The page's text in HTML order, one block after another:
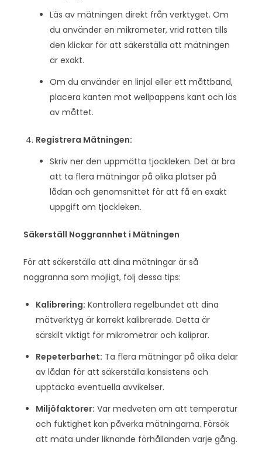
Läs av mätningen direkt från verktyget. Om
du använder en mikrometer, vrid ratten tills
den klickar för att säkerställa att mätningen
är exakt.
Om du använder en linjal eller ett måttband,
placera kanten mot wellpappens kant och läs
av måttet.
Registrera Mätningen:
Skriv ner den uppmätta tjockleken. Det är bra
att ta flera mätningar på olika platser på
lådan och genomsnittet för att få en exakt
uppgift om tjockleken.
Säkerställ Noggrannhet i Mätningen
För att säkerställa att dina mätningar är så
noggranna som möjligt, följ dessa tips:
Kalibrering: Kontrollera regelbundet att dina
mätverktyg är korrekt kalibrerade. Detta är
särskilt viktigt för mikrometrar och kaliprar.
Repeterbarhet: Ta flera mätningar på olika delar
av lådan för att säkerställa konsistens och
upptäcka eventuella avvikelser.
Miljöfaktorer: Var medveten om att temperatur
och fuktighet kan påverka mätningarna. Försök
att mäta under liknande förhållanden varje gång.